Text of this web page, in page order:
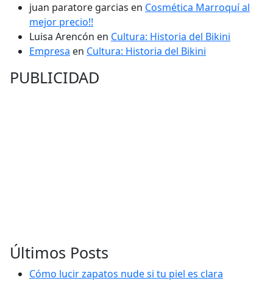
juan paratore garcias en Cosmética Marroquí al
mejor precio!!
Luisa Arencón en Cultura: Historia del Bikini
Empresa en Cultura: Historia del Bikini
PUBLICIDAD
Últimos Posts
Cómo lucir zapatos nude si tu piel es clara